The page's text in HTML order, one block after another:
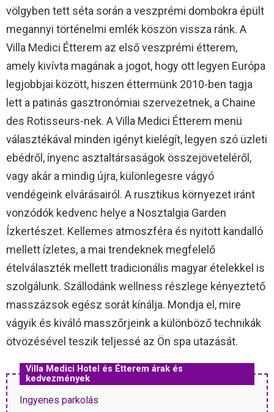
völgyben tett séta során a veszprémi dombokra épült
megannyi történelmi emlék köszön vissza ránk. A
Villa Medici Étterem az első veszprémi étterem,
amely kivívta magának a jogot, hogy ott legyen Európa
legjobbjai között, hiszen éttermünk 2010-ben tagja
lett a patinás gasztronómiai szervezetnek, a Chaine
des Rotisseurs-nek. A Villa Medici Étterem menü
választékával minden igényt kielégít, legyen szó üzleti
ebédről, ínyenc asztaltársaságok összejöveteléről,
vagy akár a mindig újra, különlegesre vágyó
vendégeink elvárásairól. A rusztikus környezet iránt
vonzódók kedvenc helye a Nosztalgia Garden
Ízkertészet. Kellemes atmoszféra és nyitott kandalló
mellett ízletes, a mai trendeknek megfelelő
ételválaszték mellett tradicionális magyar ételekkel is
szolgálunk. Szállodánk wellness részlege kényeztető
masszázsok egész sorát kínálja. Mondja el, mire
vágyik és kiváló masszőrjeink a különböző technikák
ötvözésével teszik teljessé az Ön spa utazását.
Villa Medici Hotel és Étterem árak és
kedvezmények
Ingyenes parkolás